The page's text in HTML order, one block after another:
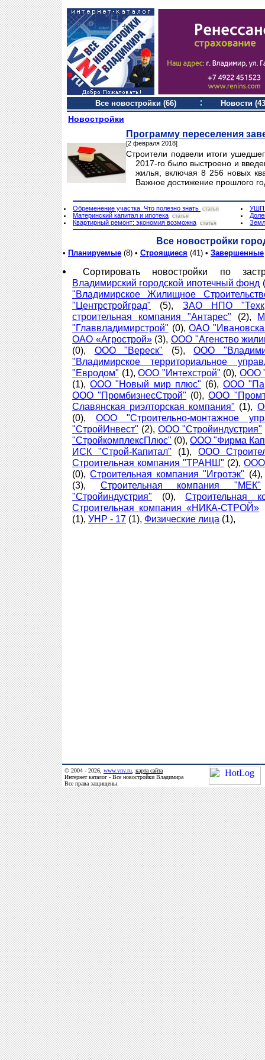
Все новостройки (66) Новости
Новостройки
Программу переселения
[2 февраля 2018]
Строители подвели итоги
2017-го было выстроено и
жилья, включая 8 256 новых
Важное достижение прошлого
Обременение участка. Что полезно знать статья
Материнский капитал и ипотека статья
Квартирный ремонт: экономия возможна статья
УШП.
Все новостройки
• Планируемые (8) • Строящиеся (41) • Завершенные
Сортировать новостройки по
Владимирский городской ипотечный фонд
"Владимирское Жилищное
"Центрстройград" (5), ЗАО НПО
строительная компания "Антарес" (2),
"Главвладимирстрой" (0),ОАО
ОАО «Агрострой»(3), ООО "Агенство
(0), ООО "Вереск" (5), ООО
"Владимирское территориальное
"Евродом" (1),ООО "Интехстрой" (0), ООО
(1),ООО "Новый мир плюс" (6),ООО
ООО "ПромбизнесСтрой" (0),ООО
Славянская риэлторская компания" (1),
(0), ООО "Строительно-монтажное
"СтройИнвест" (2), ООО "Стройиндустрия"
"СтройкомплексПлюс" (0), ООО "Фирма
ИСК "Строй-Капитал" (1), ООО
Строительная компания "ТРАНШ" (2), ООО
(0),Строительная компания "Игротэк"
(3), Строительная компания "МЕК"
"Стройиндустрия" (0), Строительная
Строительная компания «НИКА-СТРОЙ»
(1), УНР - 17 (1), Физические лица (1),
© 2004 - 2026, www.vnv.ru карта сайта
Интернет каталог - Все новостройки Владимира
Все права защищены.